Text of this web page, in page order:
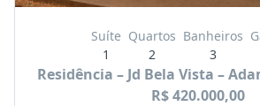
Suíte
1
Quartos
2
Banheiros
3
Residência – Jd Bela Vista –
R$ 420.000,00